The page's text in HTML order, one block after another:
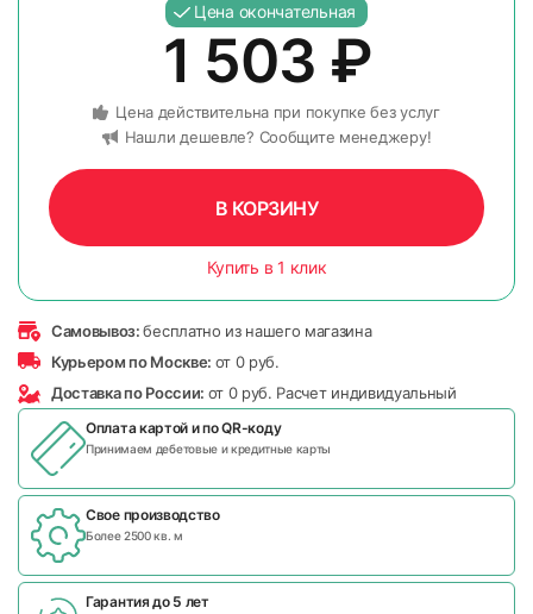
Цена окончательная
1 503 ₽
Цена действительна при покупке без услуг
Нашли дешевле? Сообщите менеджеру!
В КОРЗИНУ
Купить в 1 клик
Самовывоз:бесплатно из нашего магазина
Курьером по Москве: от 0 руб.
Доставка по России: от 0 руб. Расчет индивидуальный
Оплата картой и поQR-коду
Принимаем дебетовые и кредитные карты
Свое производство
Более 2500 кв. м
Гарантия до 5 лет